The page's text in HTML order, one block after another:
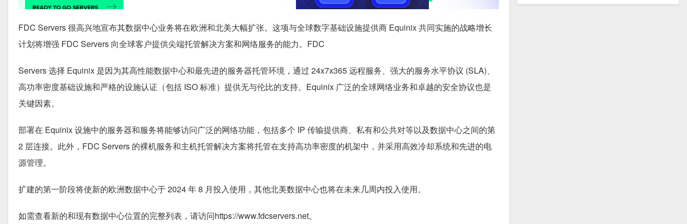
FDC Servers 很高兴地宣布其数据中心业务将在欧洲和北美大幅扩张。这项与全球数字基础设施提供商 Equinix 共同实施的战略增长
计划将增强 FDC Servers 向全球客户提供尖端托管解决方案和网络服务的能力。FDC
Servers 选择 Equinix 是因为其高性能数据中心和最先进的服务器托管环境，通过 24x7x365 远程服务、强大的服务水平协议 (SLA)、
高功率密度基础设施和严格的设施认证（包括 ISO 标准）提供无与伦比的支持。Equinix 广泛的全球网络业务和卓越的安全协议也是
关键因素。
部署在 Equinix 设施中的服务器和服务将能够访问广泛的网络功能，包括多个 IP 传输提供商、私有和公共对等以及数据中心之间的第
2 层连接。此外，FDC Servers 的裸机服务和主机托管解决方案将托管在支持高功率密度的机架中，并采用高效冷却系统和先进的电
源管理。
扩建的第一阶段将使新的欧洲数据中心于 2024 年 8 月投入使用，其他北美数据中心也将在未来几周内投入使用。
如需查看新的和现有数据中心位置的完整列表，请访问https://www.fdcservers.net。